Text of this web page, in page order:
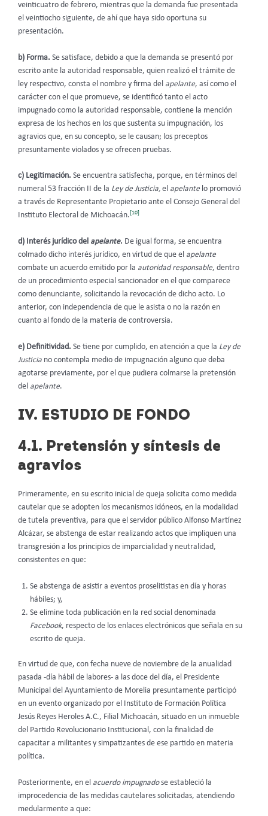
veinticuatro de febrero, mientras que la demanda fue presentada
el veintiocho siguiente, de ahí que haya sido oportuna su
presentación.
b) Forma. Se satisface, debido a que la demanda se presentó por
escrito ante la autoridad responsable, quien realizó el trámite de
ley respectivo, consta el nombre y firma del apelante, así como el
carácter con el que promueve, se identificó tanto el acto
impugnado como la autoridad responsable, contiene la mención
expresa de los hechos en los que sustenta su impugnación, los
agravios que, en su concepto, se le causan; los preceptos
presuntamente violados y se ofrecen pruebas.
c) Legitimación. Se encuentra satisfecha, porque, en términos del
numeral 53 fracción II de la Ley de Justicia, el apelante lo promovió
a través de Representante Propietario ante el Consejo General del
Instituto Electoral de Michoacán.[10]
d) Interés jurídico del apelante. De igual forma, se encuentra
colmado dicho interés jurídico, en virtud de que el apelante
combate un acuerdo emitido por la autoridad responsable, dentro
de un procedimiento especial sancionador en el que comparece
como denunciante, solicitando la revocación de dicho acto. Lo
anterior, con independencia de que le asista o no la razón en
cuanto al fondo de la materia de controversia.
e) Definitividad. Se tiene por cumplido, en atención a que la Ley de
Justicia no contempla medio de impugnación alguno que deba
agotarse previamente, por el que pudiera colmarse la pretensión
del apelante.
IV. ESTUDIO DE FONDO
4.1. Pretensión y síntesis de
agravios
Primeramente, en su escrito inicial de queja solicita como medida
cautelar que se adopten los mecanismos idóneos, en la modalidad
de tutela preventiva, para que el servidor público Alfonso Martínez
Alcázar, se abstenga de estar realizando actos que impliquen una
transgresión a los principios de imparcialidad y neutralidad,
consistentes en que:
Se abstenga de asistir a eventos proselitistas en día y horas
hábiles; y,
Se elimine toda publicación en la red social denominada
Facebook, respecto de los enlaces electrónicos que señala en su
escrito de queja.
En virtud de que, con fecha nueve de noviembre de la anualidad
pasada -día hábil de labores- a las doce del día, el Presidente
Municipal del Ayuntamiento de Morelia presuntamente participó
en un evento organizado por el Instituto de Formación Política
Jesús Reyes Heroles A.C., Filial Michoacán, situado en un inmueble
del Partido Revolucionario Institucional, con la finalidad de
capacitar a militantes y simpatizantes de ese partido en materia
política.
Posteriormente, en el acuerdo impugnadose estableció la
improcedencia de las medidas cautelares solicitadas, atendiendo
medularmente a que: